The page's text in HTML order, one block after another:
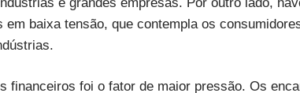
em baixa tensão, que contempla os
financeiros foi o fator de maior pressão. Os